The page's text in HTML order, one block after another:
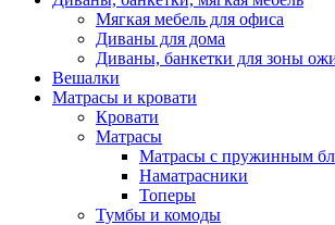
Мягкая мебель для офиса
Диваны для дома
Диваны, банкетки для зоны
Вешалки
Матрасы и кровати
Кровати
Матрасы
Матрасы с пружинным
Наматрасники
Топеры
Тумбы и комоды